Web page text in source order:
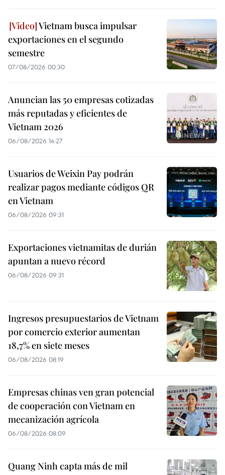
Vietnam busca impulsar
exportaciones en el segundo
semestre
07/08/2026 00:30
Anuncian las 50 empresas cotizadas
más reputadas y eficientes de
Vietnam 2026
06/08/2026 14:27
Usuarios de Weixin Pay podrán
realizar pagos mediante códigos QR
en Vietnam
06/08/2026 09:31
Exportaciones vietnamitas de durián
apuntan a nuevo récord
06/08/2026 09:31
Ingresos presupuestarios de Vietnam
por comercio exterior aumentan
18,7% en siete meses
06/08/2026 08:19
Empresas chinas ven gran potencial
de cooperación con Vietnam en
mecanización agrícola
06/08/2026 08:09
Quang Ninh capta más de mil